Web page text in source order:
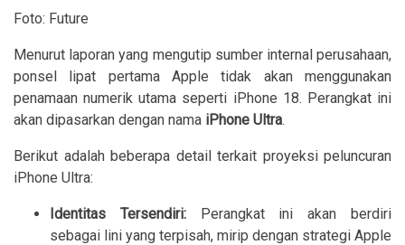
Foto: Future
Menurut laporan yang mengutip sumber internal perusahaan,
ponsel lipat pertama Apple tidak akan menggunakan
penamaan numerik utama seperti iPhone 18. Perangkat ini
akan dipasarkan dengan nama iPhone Ultra.
Berikut adalah beberapa detail terkait proyeksi peluncuran
iPhone Ultra:
Identitas Tersendiri:Perangkat ini akan berdiri
sebagai lini yang terpisah, mirip dengan strategi Apple